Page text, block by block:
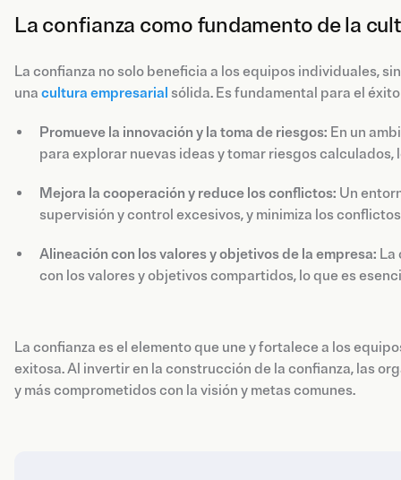
La confianza como fundamento de la
La confianza no solo beneficia a los equipos individuales,
una cultura empresarial sólida. Es fundamental para el
Promueve la innovación y la toma de riesgos: En un
para explorar nuevas ideas y tomar riesgos
Mejora la cooperación y reduce los conflictos: Un
supervisión y control excesivos, y minimiza los
Alineación con los valores y objetivos de la empresa: La
con los valores y objetivos compartidos, lo que es
La confianza es el elemento que une y fortalece a los
exitosa. Al invertir en la construcción de la confianza, las
y más comprometidos con la visión y metas comunes.